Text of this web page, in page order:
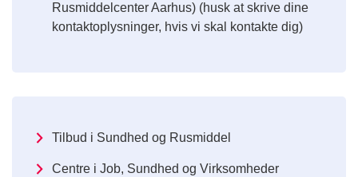
Rusmiddelcenter Aarhus) (husk at skrive dine
kontaktoplysninger, hvis vi skal kontakte dig)
Tilbud i Sundhed og Rusmiddel
Centre i Job, Sundhed og Virksomheder